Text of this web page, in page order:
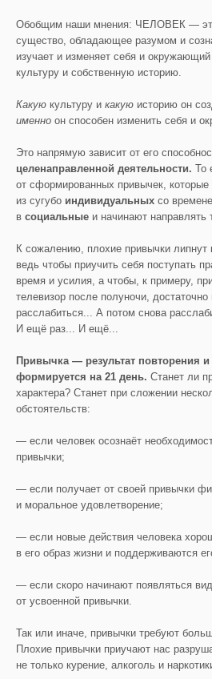
Обобщим наши мнения: ЧЕЛОВЕК —
существо, обладающее разумом и
изучает и изменяет себя и
культуру и собственную историю.
Какую культуру и какую историю он
именно он способен изменить себя и
Это напрямую зависит от его
целенаправленной деятельности. То
от сформированных привычек, которые
из сугубо индивидуальных со
в социальные и начинают направлять
К сожалению, плохие привычки липнут
ведь чтобы приучить себя поступать
время и усилия, а чтобы, к примеру,
телевизор после полуночи, достаточно
расслабиться... А потом снова
И ещё раз... И ещё...
Привычка — результат повторения
формируется на 21 день. Станет ли
характера? Станет при сложении
обстоятельств:
— если человек осознаёт
привычки;
— если получает от своей привычки
и моральное удовлетворение;
— если новые действия человека
в его образ жизни и поддерживаются
— если скоро начинают появляться
от усвоенной привычки.
Так или иначе, привычки требуют
Плохие привычки приучают нас
не только курение, алкоголь и